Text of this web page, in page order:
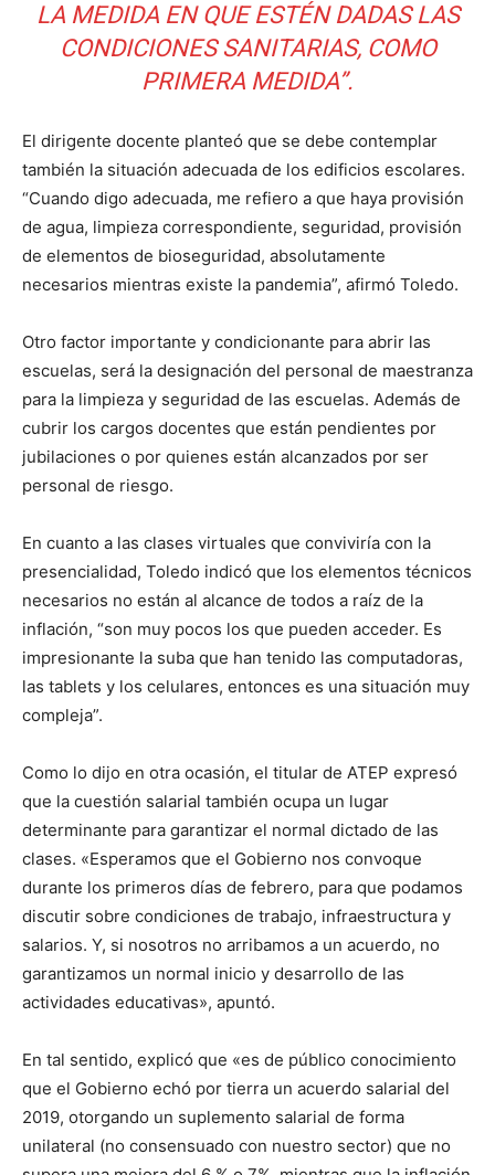
LA MEDIDA EN QUE ESTÉN DADAS LAS
CONDICIONES SANITARIAS, COMO
PRIMERA MEDIDA”.
El dirigente docente planteó que se debe contemplar
también la situación adecuada de los edificios escolares.
“Cuando digo adecuada, me refiero a que haya provisión
de agua, limpieza correspondiente, seguridad, provisión
de elementos de bioseguridad, absolutamente
necesarios mientras existe la pandemia”, afirmó Toledo.
Otro factor importante y condicionante para abrir las
escuelas, será la designación del personal de maestranza
para la limpieza y seguridad de las escuelas. Además de
cubrir los cargos docentes que están pendientes por
jubilaciones o por quienes están alcanzados por ser
personal de riesgo.
En cuanto a las clases virtuales que conviviría con la
presencialidad, Toledo indicó que los elementos técnicos
necesarios no están al alcance de todos a raíz de la
inflación, “son muy pocos los que pueden acceder. Es
impresionante la suba que han tenido las computadoras,
las tablets y los celulares, entonces es una situación muy
compleja”.
Como lo dijo en otra ocasión, el titular de ATEP expresó
que la cuestión salarial también ocupa un lugar
determinante para garantizar el normal dictado de las
clases. «Esperamos que el Gobierno nos convoque
durante los primeros días de febrero, para que podamos
discutir sobre condiciones de trabajo, infraestructura y
salarios. Y, si nosotros no arribamos a un acuerdo, no
garantizamos un normal inicio y desarrollo de las
actividades educativas», apuntó.
En tal sentido, explicó que «es de público conocimiento
que el Gobierno echó por tierra un acuerdo salarial del
2019, otorgando un suplemento salarial de forma
unilateral (no consensuado con nuestro sector) que no